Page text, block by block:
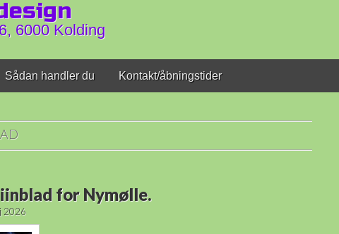
6000 Kolding
Sådan handler du Kontakt/åbningstider
for Nymølle.
2026